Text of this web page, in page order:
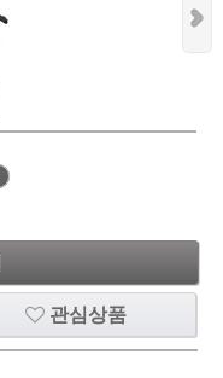
관심상품